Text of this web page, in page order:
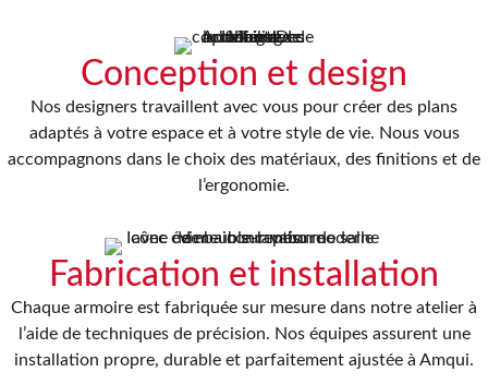
Conception et design
Nos designers travaillent avec vous pour créer des plans
adaptés à votre espace et à votre style de vie. Nous vous
accompagnons dans le choix des matériaux, des finitions et de
l’ergonomie.
Fabrication et installation
Chaque armoire est fabriquée sur mesure dans notre atelier à
l’aide de techniques de précision. Nos équipes assurent une
installation propre, durable et parfaitement ajustée à Amqui.